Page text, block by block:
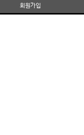
회원가입